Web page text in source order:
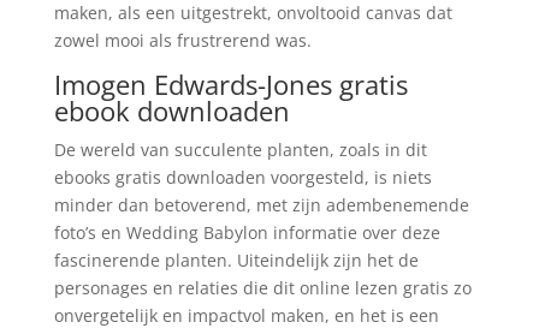
maken, als een uitgestrekt, onvoltooid canvas dat
zowel mooi als frustrerend was.
Imogen Edwards-Jones gratis
ebook downloaden
De wereld van succulente planten, zoals in dit
ebooks gratis downloaden voorgesteld, is niets
minder dan betoverend, met zijn adembenemende
foto’s en Wedding Babylon informatie over deze
fascinerende planten. Uiteindelijk zijn het de
personages en relaties die dit online lezen gratis zo
onvergetelijk en impactvol maken, en het is een